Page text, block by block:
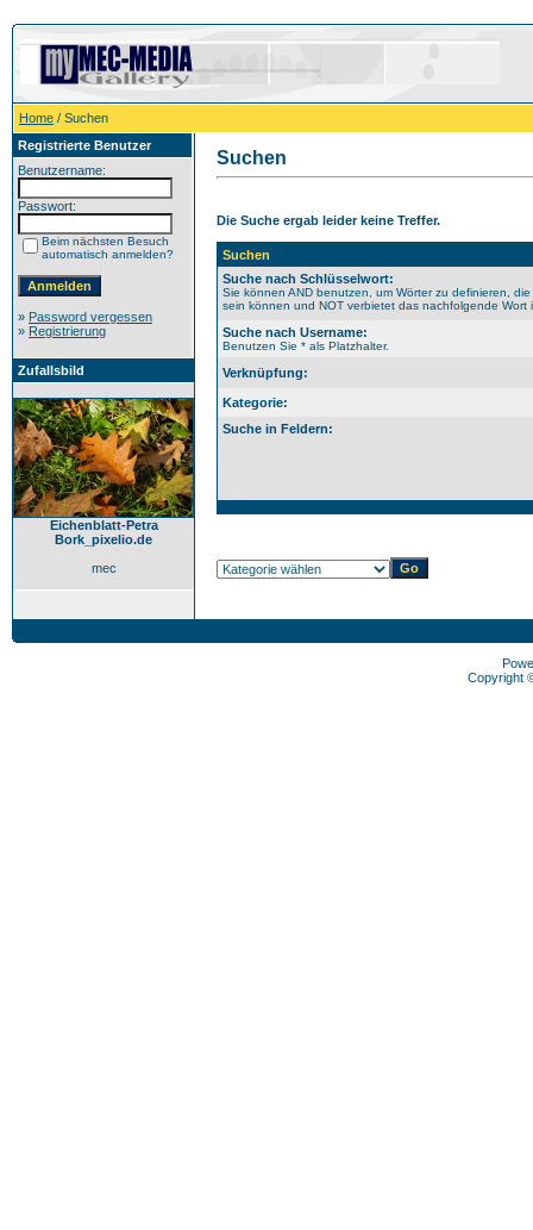
Home / Suchen
Registrierte Benutzer
Benutzername:
Passwort:
Beim nächsten Besuch
automatisch anmelden?
» Password vergessen
» Registrierung
Zufallsbild
Eichenblatt-Petra
Bork_pixelio.de
mec
Suchen
Die Suche ergab leider keine Treffer.
Suchen
Suche nach Schlüsselwort:
Sie können AND benutzen, um Wörter zu definieren,
sein können und NOT verbietet das nachfolgende Wort
Suche nach Username:
Benutzen Sie * als Platzhalter.
Verknüpfung:
Kategorie:
Suche in Feldern:
Copyright